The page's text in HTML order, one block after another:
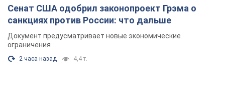
Сенат США одобрил законопроект Грэма о
санкциях против России: что дальше
Документ предусматривает новые экономические
ограничения
2 часа назад 4,4 т.